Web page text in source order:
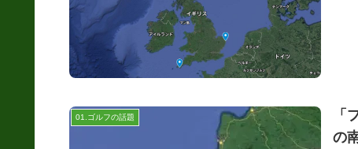
01.ゴルフの話題
「
の